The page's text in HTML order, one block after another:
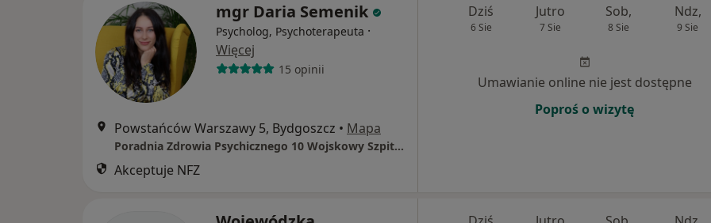
mgr Daria Semenik
Psycholog, Psychoterapeuta ·
Więcej
15 opinii
Powstańców Warszawy 5, Bydgoszcz • Mapa
Poradnia Zdrowia Psychicznego 10 Wojskowy Szpital Kliniczny z Polikliniką
Akceptuje NFZ
Dziś
6 Sie
Jutro
7 Sie
Sob,
8 Sie
Ndz,
9 Sie
Umawianie online nie jest dostępne
Poproś o wizytę